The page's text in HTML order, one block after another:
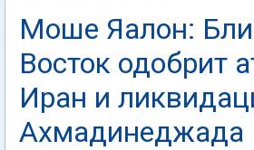
Моше Яалон:
Восток одобрит
Иран и
Ахмадинеджада